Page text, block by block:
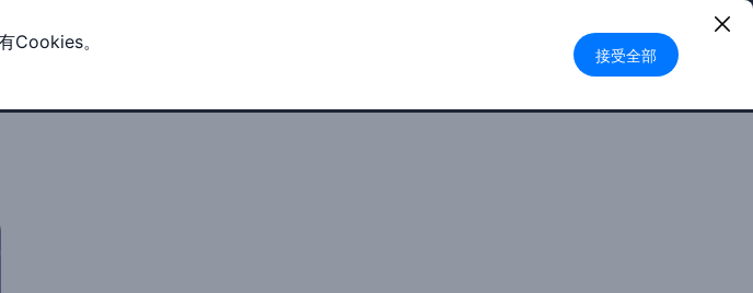
申请试用
Cookies。
接受全部